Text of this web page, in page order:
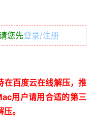
您先登录/注册
在百度云在线解压，推
用户请用合适的第三
。